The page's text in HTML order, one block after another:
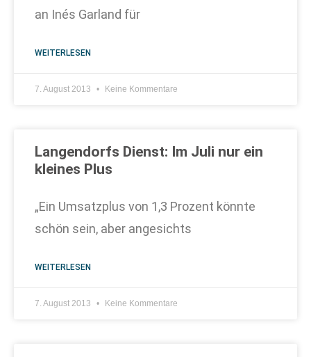
an Inés Garland für
WEITERLESEN
7. August 2013 Keine Kommentare
Langendorfs Dienst: Im Juli nur ein
kleines Plus
„Ein Umsatzplus von 1,3 Prozent könnte
schön sein, aber angesichts
WEITERLESEN
7. August 2013 Keine Kommentare